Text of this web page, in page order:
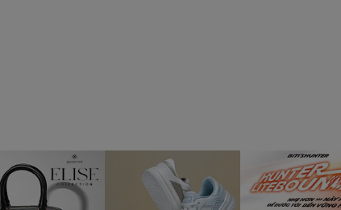
chân và không dễ bị lún xẹp sau thời gian dài sử dụng hằng ngày.